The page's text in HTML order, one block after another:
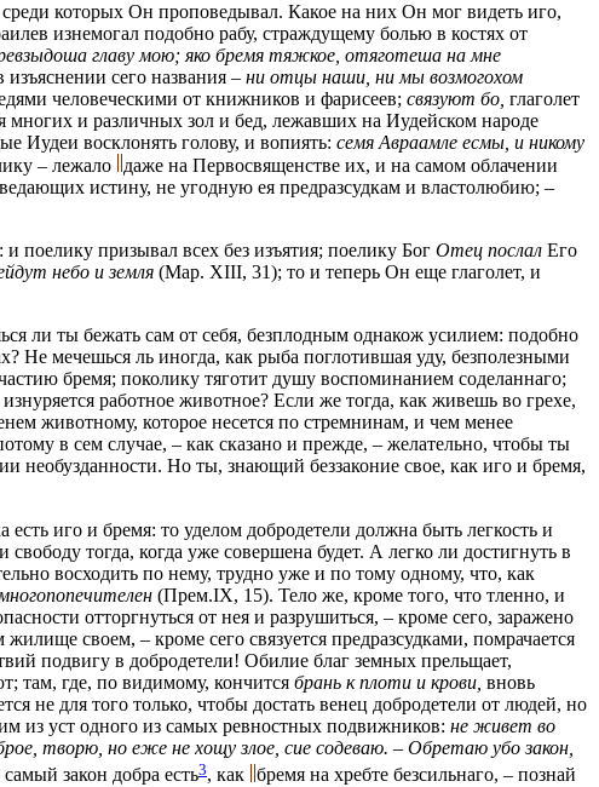
которых Он проповедывал. Какое на них Он мог видеть иго,
изнемогал подобно рабу, страждущему болью в костях от
главу мою; яко бремя тяжкое, отяготеша на мне
сего названия – ни отцы наши, ни мы возмогохом
человеческими от книжников и фарисеев; связуют бо, глаголет
и различных зол и бед, лежавших на Иудейском народе
Иудеи восклонять голову, и вопиять: семя Авраамле есмы, и никому
– лежало даже на Первосвященстве их, и на самом облачении
истину, не угодную ея предразсудкам и властолюбию; –
призывал всех без изъятия; поелику Бог Отец послал Его
небо и земля (Мар. XIII, 31); то и теперь Он еще глаголет, и
ли ты бежать сам от себя, безплодным однакож усилием: подобно
Не мечешься ль иногда, как рыба поглотившая уду, безполезными
бремя; поколику тяготит душу воспоминанием соделаннаго;
работное животное? Если же тогда, как живешь во грехе,
животному, которое несется по стремнинам, и чем менее
в сем случае, – как сказано и прежде, – желательно, чтобы ты
необузданности. Но ты, знающий беззаконие свое, как иго и бремя,
есть иго и бремя: то уделом добродетели должна быть легкость и
тогда, когда уже совершена будет. А легко ли достигнуть в
восходить по нему, трудно уже и по тому одному, что, как
(Прем.IX, 15). Тело же, кроме того, что тленно, и
отторгнуться от нея и разрушиться, – кроме сего, заражено
своем, – кроме сего связуется предразсудками, помрачается
подвигу в добродетели! Обилие благ земных прельщает,
там, где, по видимому, кончится брань к плоти и крови, вновь
не для того только, чтобы достать венец добродетели от людей, но
из уст одного из самых ревностных подвижников: не живет во
творю, но еже не хощу злое, сие содеваю. – Обретаю убо закон,
закон добра есть3, как бремя на хребте безсильнаго, – познай